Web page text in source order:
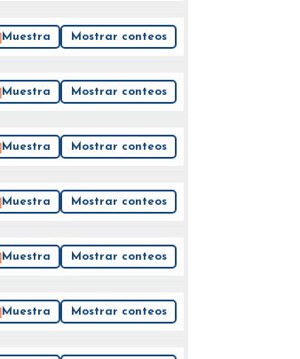
Muestra Mostrar conteos
Muestra Mostrar conteos
Muestra Mostrar conteos
Muestra Mostrar conteos
Muestra Mostrar conteos
Muestra Mostrar conteos